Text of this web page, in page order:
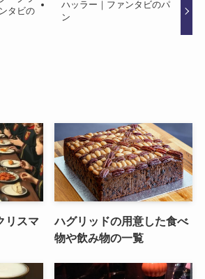
タビの
ハッラー｜ファンタビのパ
ン
リスマ
ハグリッドの用意した食べ
物や飲み物の一覧